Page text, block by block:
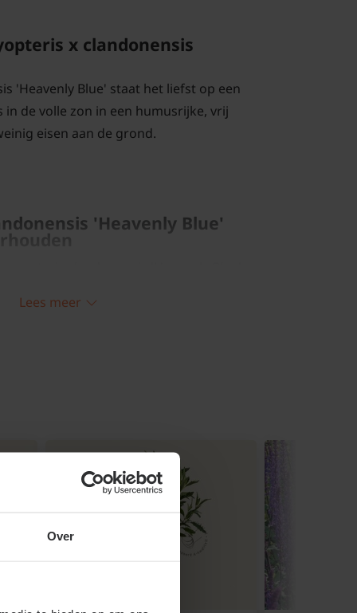
Over
x clandonensis
'Heavenly Blue' staat het liefst op een
de volle zon in een humusrijke, vrij
eisen aan de grond.
'Heavenly Blue'
cm boven de grond. Strooi dan meteen
Lees meer